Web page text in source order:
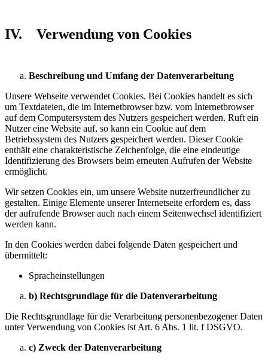
IV. Verwendung von Cookies
Beschreibung und Umfang der Datenverarbeitung
Unsere Webseite verwendet Cookies. Bei Cookies handelt es sich
um Textdateien, die im Internetbrowser bzw. vom Internetbrowser
auf dem Computersystem des Nutzers gespeichert werden. Ruft ein
Nutzer eine Website auf, so kann ein Cookie auf dem
Betriebssystem des Nutzers gespeichert werden. Dieser Cookie
enthält eine charakteristische Zeichenfolge, die eine eindeutige
Identifizierung des Browsers beim erneuten Aufrufen der Website
ermöglicht.
Wir setzen Cookies ein, um unsere Website nutzerfreundlicher zu
gestalten. Einige Elemente unserer Internetseite erfordern es, dass
der aufrufende Browser auch nach einem Seitenwechsel identifiziert
werden kann.
In den Cookies werden dabei folgende Daten gespeichert und
übermittelt:
Spracheinstellungen
b) Rechtsgrundlage für die Datenverarbeitung
Die Rechtsgrundlage für die Verarbeitung personenbezogener Daten
unter Verwendung von Cookies ist Art. 6 Abs. 1 lit. f DSGVO.
c) Zweck der Datenverarbeitung